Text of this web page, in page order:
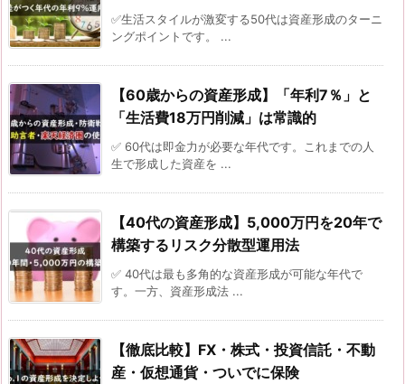
✅生活スタイルが激変する50代は資産形成のターニ
ングポイントです。 ...
【60歳からの資産形成】「年利7％」と
「生活費18万円削減」は常識的
✅ 60代は即金力が必要な年代です。これまでの人
生で形成した資産を ...
【40代の資産形成】5,000万円を20年で
構築するリスク分散型運用法
✅ 40代は最も多角的な資産形成が可能な年代で
す。一方、資産形成法 ...
【徹底比較】FX・株式・投資信託・不動
産・仮想通貨・ついでに保険